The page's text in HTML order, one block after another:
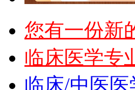
您有一份新
临床医学专
临床/中医